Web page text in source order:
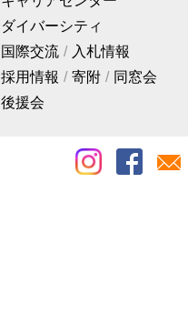
ダイバーシティ
国際交流
入札情報
採用情報
寄附
同窓会
後援会